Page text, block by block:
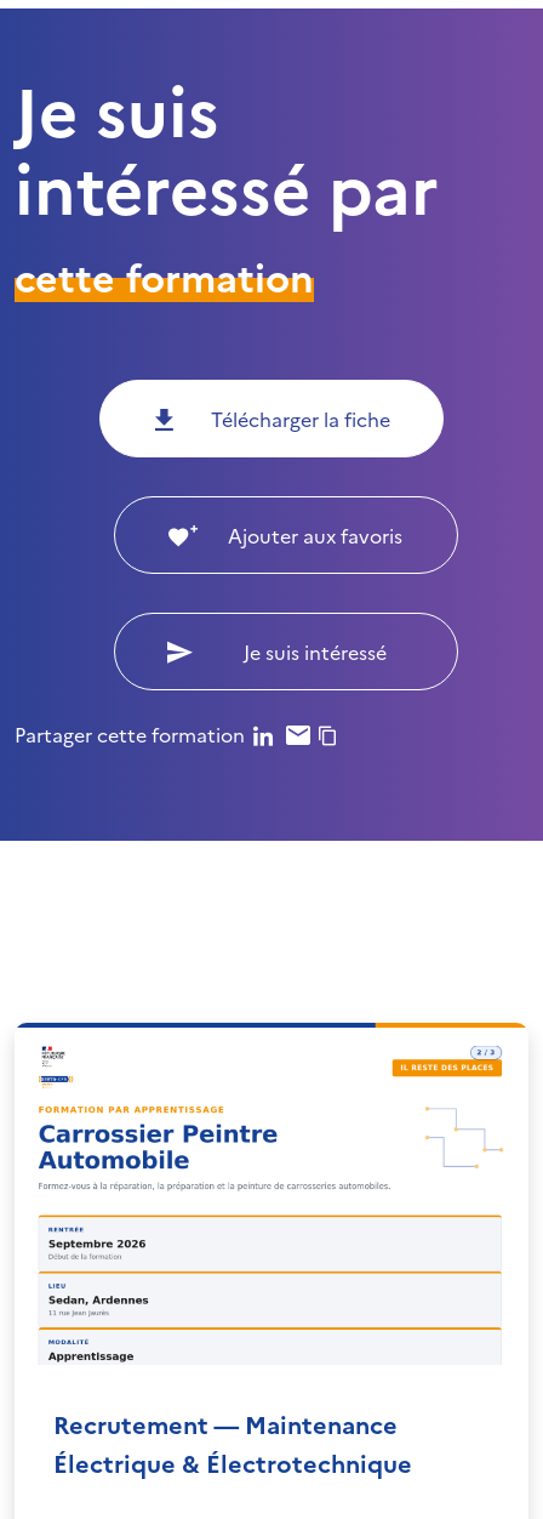
Je suis
intéressé par
cette formation
Télécharger la fiche
Ajouter aux favoris
Je suis intéressé
Partager cette formation
Recrutement — Maintenance
Électrique & Électrotechnique